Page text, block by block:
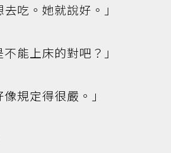
吃。她就說好。」
不能上床的對吧？」
像規定得很嚴。」